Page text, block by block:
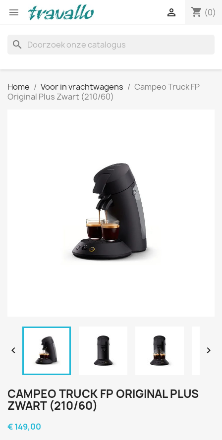
 shopping_cart (0)

search
Home Voor in vrachtwagens
Campeo Truck FP
Original Plus Zwart (210/60)
 
CAMPEO TRUCK FP ORIGINAL PLUS
ZWART (210/60)
€ 149,00